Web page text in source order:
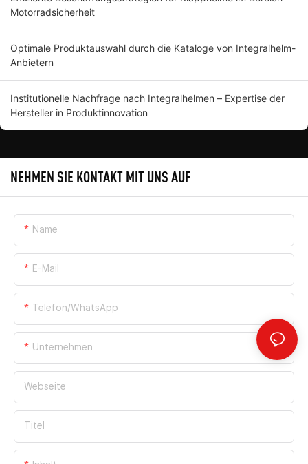
Motorradsicherheit
Optimale Produktauswahl durch die Kataloge von Integralhelm-
Anbietern
Institutionelle Nachfrage nach Integralhelmen – Expertise der
Hersteller in Produktinnovation
NEHMEN SIE KONTAKT MIT UNS AUF
Name
E-Mail
Telefon/WhatsApp
Unternehmen
Webseite
Titel